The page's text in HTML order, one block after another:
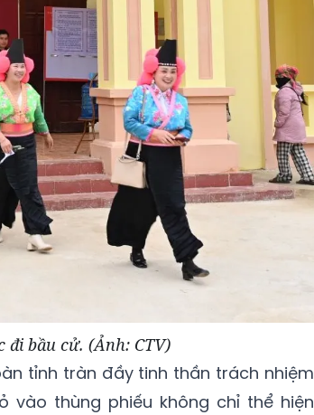
bầu cử. (Ảnh: CTV)
tỉnh tràn đầy tinh thần trách nhiệm
vào thùng phiếu không chỉ thể hiện